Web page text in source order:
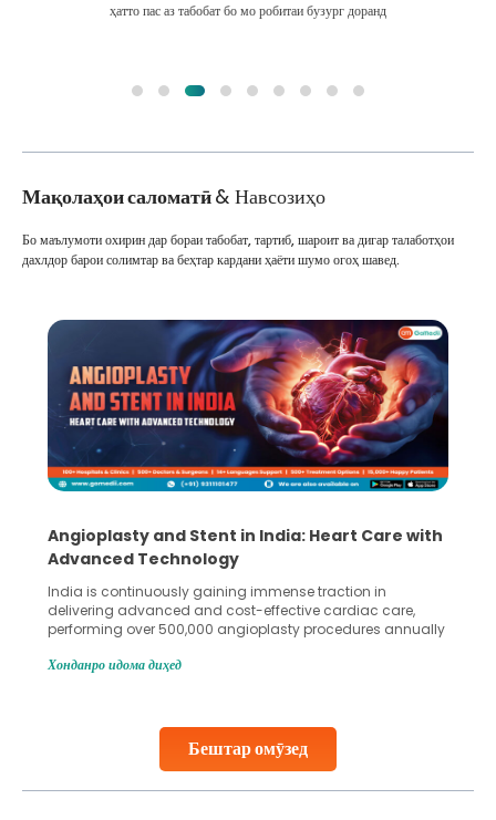
ҳатто пас аз табобат бо мо робитаи бузург доранд
Мақолаҳои саломатӣ& Навсозиҳо
Бештар омӯзед
Бо маълумоти охирин дар бораи табобат, тартиб, шароит ва дигар талаботҳои
дахлдор барои солимтар ва беҳтар кардани ҳаёти шумо огоҳ шавед.
Angioplasty and Stent in India: Heart Care with
Advanced Technology
India is continuously gaining immense traction in
delivering advanced and cost-effective cardiac care,
performing over 500,000 angioplasty procedures annually
globe are searching for treatments like angioplasty and
Studies, such as one published
Хонданро идома диҳед